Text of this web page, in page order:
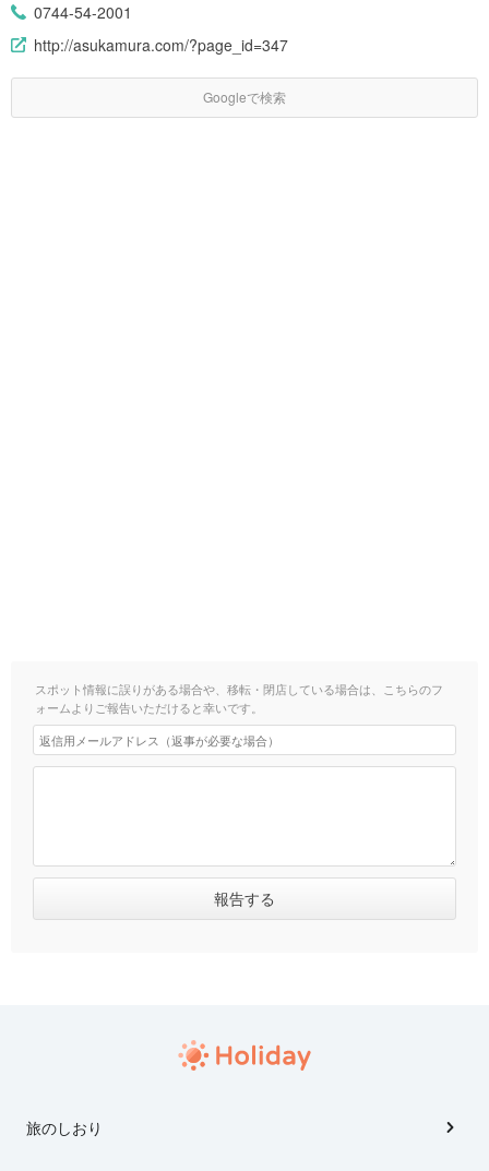
0744-54-2001
http://asukamura.com/?page_id=347
Googleで検索
スポット情報に誤りがある場合や、移転・閉店している場合は、こちらのフ
ォームよりご報告いただけると幸いです。
旅のしおり